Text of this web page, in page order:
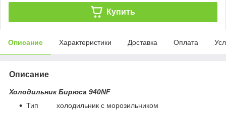
Купить
Описание Характеристики Доставка Оплата
Описание
Холодильник Бирюса 940NF
Тип холодильник с морозильником